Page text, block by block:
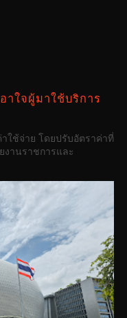
าใจผู้มาใช้บริการ
ใช้จ่าย โดยปรับอัตราค่าที่
านราชการและ